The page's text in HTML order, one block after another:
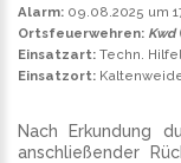
Alarm: 09.08.2025 um
Ortsfeuerwehren: Kwd(
Einsatzart: Techn.
Einsatzort:
Nach Erkundung
anschließender